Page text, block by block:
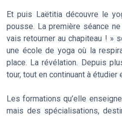
Et puis Laëtitia découvre le
pousse. La première séance
vais retourner au chapiteau ! »
une école de yoga où la
place. La révélation. Depuis
tour, tout en continuant à étudier
Les formations qu’elle
mais des spécialisations,